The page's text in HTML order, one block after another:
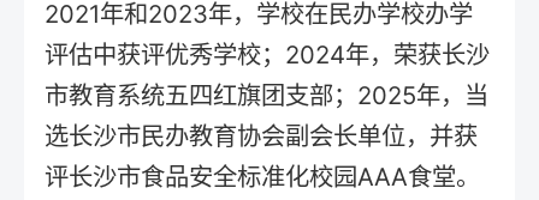
2021年和2023年，学校在民办学校办学
评估中获评优秀学校；2024年，荣获长沙
市教育系统五四红旗团支部；2025年，当
选长沙市民办教育协会副会长单位，并获
评长沙市食品安全标准化校园AAA食堂。